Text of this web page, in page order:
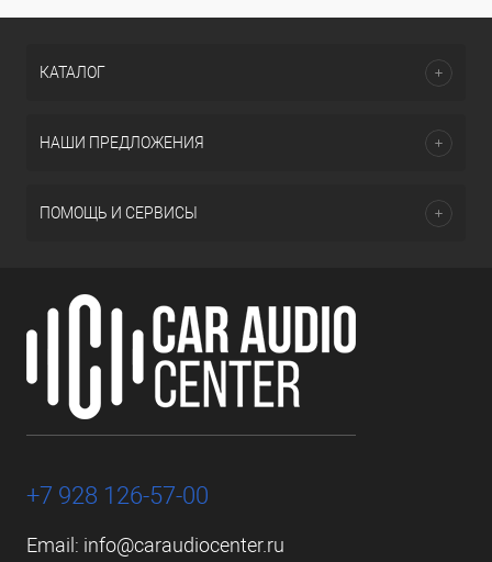
КАТАЛОГ
НАШИ ПРЕДЛОЖЕНИЯ
ПОМОЩЬ И СЕРВИСЫ
+7 928 126-57-00
Email: info@caraudiocenter.ru